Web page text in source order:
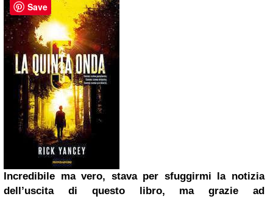
Incredibile ma vero, stava per sfuggirmi la notizia
dell’uscita di questo libro, ma grazie ad
Save